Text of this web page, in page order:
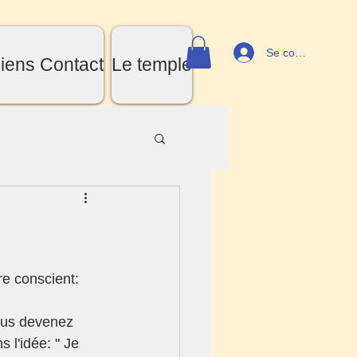
Contact Le temple
Se connecter
conscient:
l'idée: " Je